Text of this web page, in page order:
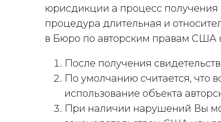
юрисдикции а процесс получения
процедура длительная и
в Бюро по авторским правам США
После получения
По умолчанию считается, что
использование объекта
При наличии нарушений Вы